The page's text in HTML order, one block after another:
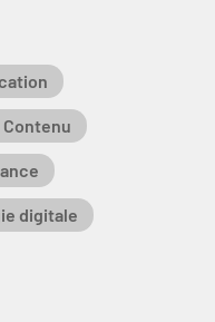
Contenu
digitale